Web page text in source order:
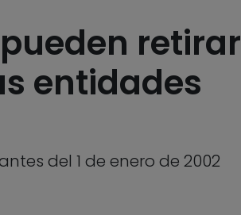
retirar
entidades
del 1 de enero de 2002